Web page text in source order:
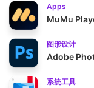
Apps
MuMu
图形设计
Adobe
系统工具